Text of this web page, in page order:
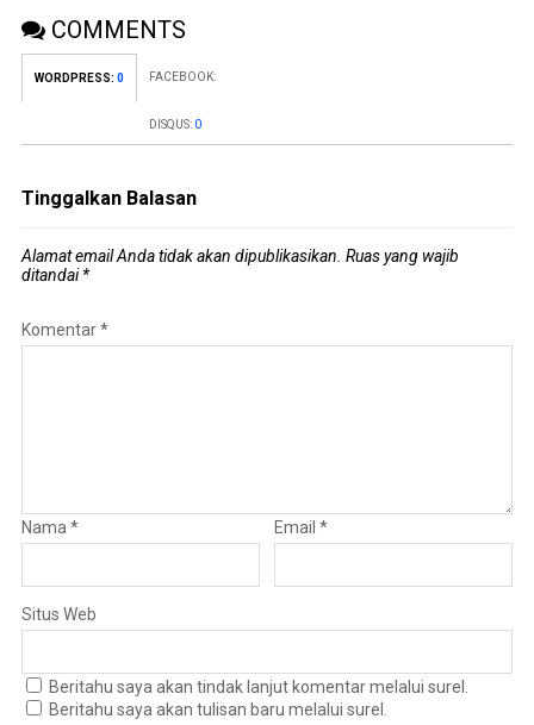
COMMENTS
WORDPRESS: 0 FACEBOOK:
DISQUS: 0
Tinggalkan Balasan
Alamat email Anda tidak akan dipublikasikan. Ruas yang wajib
ditandai*
Komentar*
Nama * Email*
Situs Web
Beritahu saya akan tindak lanjut komentar melalui surel.
Beritahu saya akan tulisan baru melalui surel.